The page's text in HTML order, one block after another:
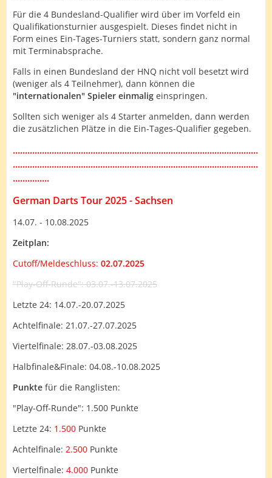
Für die 4 Bundesland-Qualifier wird über im Vorfeld ein
Qualifikationsturnier ausgespielt. Dieses findet nicht in
Form eines Ein-Tages-Turniers statt, sondern ganz normal
mit Terminabsprache.
Falls in einen Bundesland der HNQ nicht voll besetzt wird
(weniger als 4 Teilnehmer), dann können die
"internationalen" Spieler einmalig einspringen.
Sollten sich weniger als 4 Starter anmelden, dann werden
die zusätzlichen Plätze in die Ein-Tages-Qualifier gegeben.
.....................................................................................................
.....................................................................................................
...............
German Darts Tour 2025 - Sachsen
14.07. - 10.08.2025
Zeitplan:
Cutoff/Meldeschluss: 02.07.2025
"Play-Off-Runde": 03.07.-13.07.2025
Letzte 24: 14.07.-20.07.2025
Achtelfinale: 21.07.-27.07.2025
Viertelfinale: 28.07.-03.08.2025
Halbfinale&Finale: 04.08.-10.08.2025
Punkte für die Ranglisten:
"Play-Off-Runde": 1.500 Punkte
Letzte 24: 1.500 Punkte
Achtelfinale: 2.500 Punkte
Viertelfinale: 4.000 Punkte